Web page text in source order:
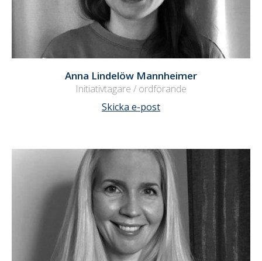
Anna Lindelöw Mannheimer
Initiativtagare / ordförande
Skicka e-post